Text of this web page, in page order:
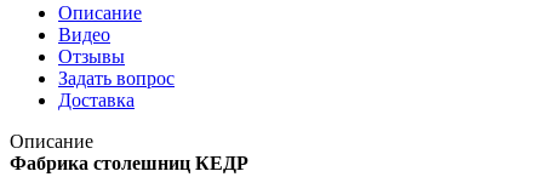
Описание
Видео
Отзывы
Задать вопрос
Доставка
Описание
Фабрика столешниц КЕДР